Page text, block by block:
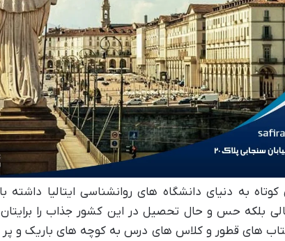
به دنیای دانشگاه های روانشناسی ایتالیا
بلکه حس و حال تحصیل در این کشور جذاب را
کتاب های قطور و کلاس های درس به کوچه های باریک